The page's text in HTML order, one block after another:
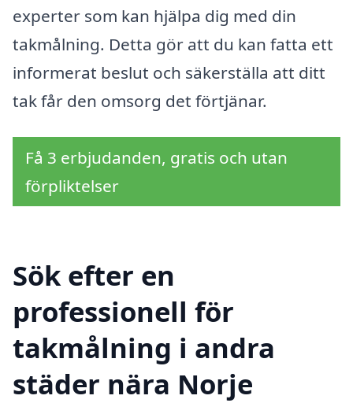
experter som kan hjälpa dig med din
takmålning. Detta gör att du kan fatta ett
informerat beslut och säkerställa att ditt
tak får den omsorg det förtjänar.
Få 3 erbjudanden, gratis och utan
förpliktelser
Sök efter en
professionell för
takmålning i andra
städer nära Norje